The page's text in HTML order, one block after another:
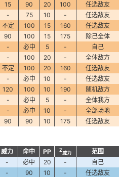
15 90 20 100
任选敌友
- 75 10 -
任选敌友
不定 100 15 160
任选敌友
90 100 15 175
除己全体
- 必中 5 -
自己
- 100 20 -
全体敌方
不定 100 20 160
任选敌友
- 必中 10 -
任选敌友
120 100 10 190
随机敌方
- 必中 5 -
全体我方
- 必中 10 -
全部场地
90 90 10 175 任选敌友
威力 命中 PP Z
威力
范围
- 必中 20 -
自己
- 90 10 -
任选敌友